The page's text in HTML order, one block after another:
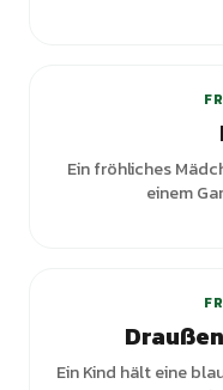
Ein fröhliches
einem
Ein Kind hält eine